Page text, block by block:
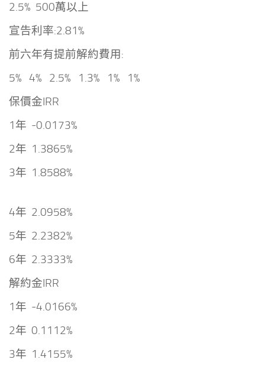
2.5% 500萬以上
宣告利率:2.81%
前六年有提前解約費用:
5% 4% 2.5% 1.3% 1% 1%
保價金IRR
1年 -0.0173%
2年 1.3865%
3年 1.8588%
4年 2.0958%
5年 2.2382%
6年 2.3333%
解約金IRR
1年 -4.0166%
2年 0.1112%
3年 1.4155%